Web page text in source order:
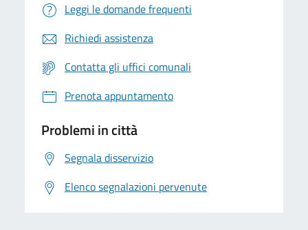
Leggi le domande frequenti
Richiedi assistenza
Contatta gli uffici comunali
Prenota appuntamento
Problemi in città
Segnala disservizio
Elenco segnalazioni pervenute